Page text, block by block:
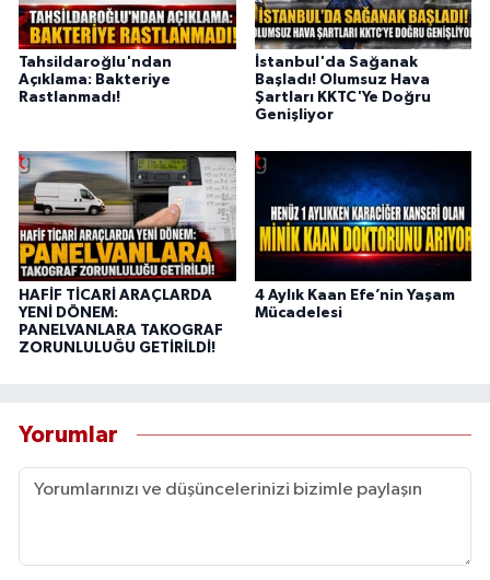
Tahsildaroğlu'ndan
Açıklama: Bakteriye
Rastlanmadı!
İstanbul'da Sağanak
Başladı! Olumsuz Hava
Şartları KKTC'Ye Doğru
Genişliyor
HAFİF TİCARİ ARAÇLARDA
YENİ DÖNEM:
PANELVANLARA TAKOGRAF
ZORUNLULUĞU GETİRİLDİ!
4 Aylık Kaan Efe’nin Yaşam
Mücadelesi
Yorumlar